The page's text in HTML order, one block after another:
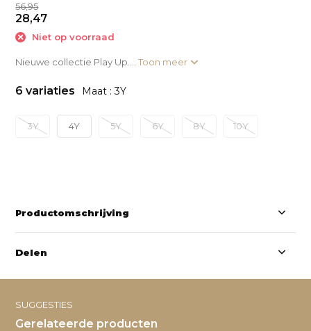
56,95
28,47
Niet op voorraad
Nieuwe collectie Play Up....Toon meer
6 variaties Maat : 3Y
3Y 4Y 5Y 6Y 8Y 10Y
Productomschrijving
Delen
SUGGESTIES
Gerelateerde producten